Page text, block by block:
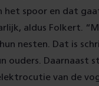
het spoor en dat
aldus Folkert.
nesten. Dat is
ouders. Daarnaast
van de